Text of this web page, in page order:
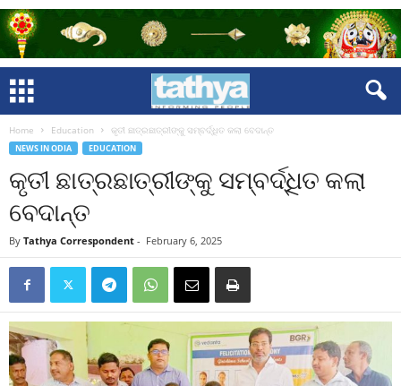
Home Education କୃତୀ ଛାତ୍ରଛାତ୍ରୀଙ୍କୁ ସମ୍ବର୍ଦ୍ଧିତ କଲା ବେଦାନ୍ତ
NEWS IN ODIA EDUCATION
କୃତୀ ଛାତ୍ରଛାତ୍ରୀଙ୍କୁ ସମ୍ବର୍ଦ୍ଧିତ କଲା
ବେଦାନ୍ତ
By Tathya Correspondent - February 6, 2025